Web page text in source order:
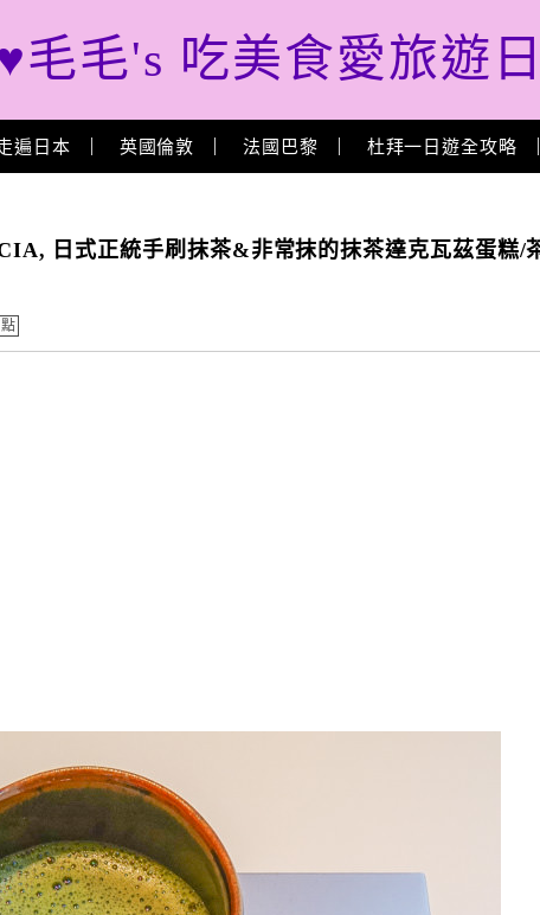
毛毛's 吃美食愛旅遊
遍日本 英國倫敦 法國巴黎 杜拜一日遊全攻略
日式正統手刷抹茶&非常抹的抹茶達克瓦茲蛋糕/